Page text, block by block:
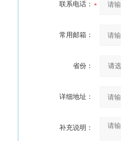
联系电话：
常用邮箱：
省份：
详细地址：
补充说明：